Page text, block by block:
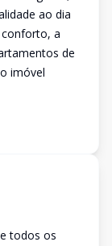
ao dia
a
de
imóvel
todos os